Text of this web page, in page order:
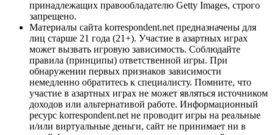
принадлежащих правообладателю Getty Images, строго
запрещено.
Материалы сайта korrespondent.net предназначены для
лиц старше 21 года (21+). Участие в азартных играх
может вызвать игровую зависимость. Соблюдайте
правила (принципы) ответственной игры. При
обнаружении первых признаков зависимости
немедленно обратитесь к специалисту. Помните, что
участие в азартных играх не может являться источником
доходов или альтернативой работе. Информационный
ресурс korrespondent.net не проводит игры на реальные
и/или виртуальные деньги, сайт не принимает ни в